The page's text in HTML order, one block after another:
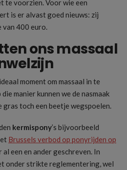
te voorzien. Voor wie een
is er alvast goed nieuws: zij
van 400 euro.
ons massaal
moment om massaal in te
manier kunnen we de nasmaak
toch een beetje wegspoelen.
kermispony’s bijvoorbeeld
Brussels verbod op ponyrijden op
al een en ander geschreven. In
onder strikte reglementering, wel